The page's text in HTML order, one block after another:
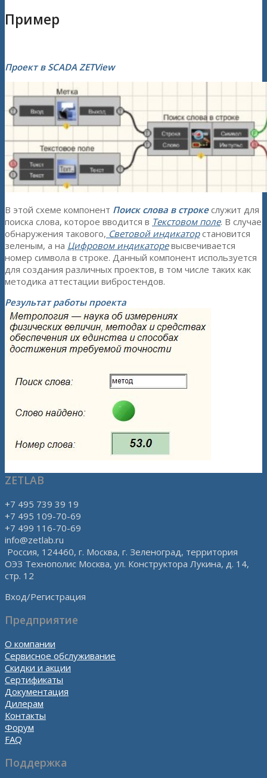
Пример
Проект в SCADA ZETView
В этой схеме компонент Поиск слова в строкеслужит для
поиска слова, которое вводится в Текстовом поле. В случае
обнаружения такового, Световой индикаторстановится
зеленым, а на Цифровом индикаторевысвечивается
номер символа в строке. Данный компонент используется
для создания различных проектов, в том числе таких как
методика аттестации вибростендов.
Результат работы проекта
ZETLAB
+7 495 739 39 19
+7 495 109-70-69
+7 499 116-70-69
info@zetlab.ru
Россия, 124460, г. Москва, г. Зеленоград, территория
ОЭЗ Технополис Москва, ул. Конструктора Лукина, д. 14,
стр. 12
Вход/Регистрация
Предприятие
О компании
Сервисное обслуживание
Скидки и акции
Сертификаты
Документация
Дилерам
Контакты
Форум
FAQ
Поддержка